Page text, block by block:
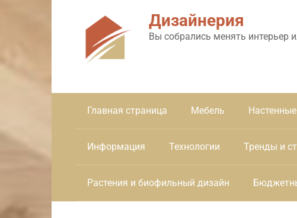
Дизайнерия
Вы собрались менять
Главная страница Мебель
Информация Технологии Тренды и
Растения и биофильный дизайн